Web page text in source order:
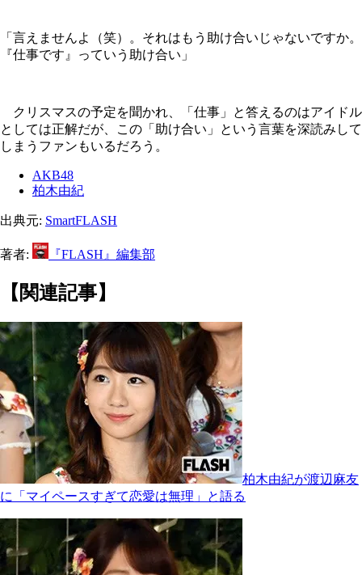
「言えませんよ（笑）。それはもう助け合いじゃないですか。
『仕事です』っていう助け合い」
クリスマスの予定を聞かれ、「仕事」と答えるのはアイドル
としては正解だが、この「助け合い」という言葉を深読みして
しまうファンもいるだろう。
AKB48
柏木由紀
出典元: SmartFLASH
著者: 『FLASH』編集部
【関連記事】
柏木由紀が渡辺麻友
に「マイペースすぎて恋愛は無理」と語る